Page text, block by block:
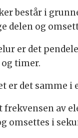
består i
delen og
er det
timer.
er det samme i
frekvensen av
omsettes i